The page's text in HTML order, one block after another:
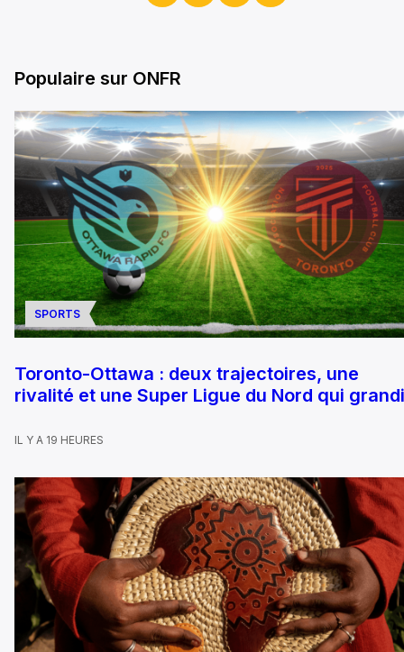
Populaire sur ONFR
SPORTS
Toronto-Ottawa : deux trajectoires, une
rivalité et une Super Ligue du Nord qui
IL Y A 19 HEURES